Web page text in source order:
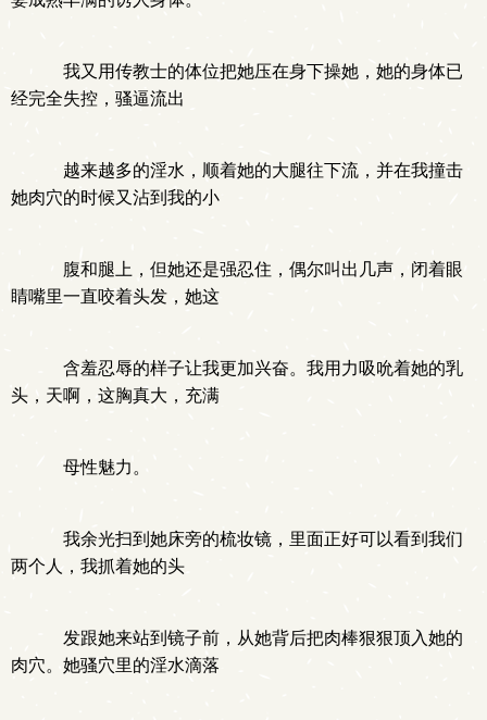
我又用传教士的体位把她压在身下操她，她的身体已
经完全失控，骚逼流出
越来越多的淫水，顺着她的大腿往下流，并在我撞击
她肉穴的时候又沾到我的小
腹和腿上，但她还是强忍住，偶尔叫出几声，闭着眼
睛嘴里一直咬着头发，她这
含羞忍辱的样子让我更加兴奋。我用力吸吮着她的乳
头，天啊，这胸真大，充满
母性魅力。
我余光扫到她床旁的梳妆镜，里面正好可以看到我们
两个人，我抓着她的头
发跟她来站到镜子前，从她背后把肉棒狠狠顶入她的
肉穴。她骚穴里的淫水滴落